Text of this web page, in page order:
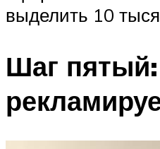
выделить 10
Шаг пятый: